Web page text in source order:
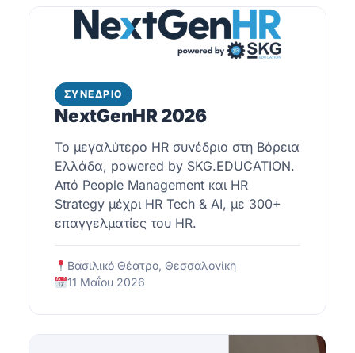
ΣΥΝΕΔΡΙΟ
NextGenHR 2026
Το μεγαλύτερο HR συνέδριο στη Βόρεια
Ελλάδα, powered by SKG.EDUCATION.
Από People Management και HR
Strategy μέχρι HR Tech & AI, με 300+
επαγγελματίες του HR.
Βασιλικό Θέατρο, Θεσσαλονίκη
11 Μαΐου 2026